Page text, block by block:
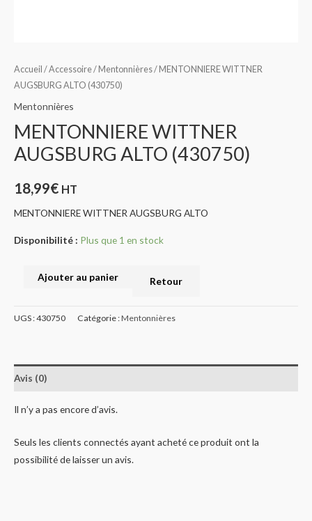
Accueil /Accessoire/ Mentonnières/ MENTONNIERE WITTNER
AUGSBURG ALTO (430750)
Mentonnières
MENTONNIERE WITTNER
AUGSBURG ALTO (430750)
18,99€ HT
MENTONNIERE WITTNER AUGSBURG ALTO
Disponibilité : Plus que 1 en stock
Ajouter au panier Retour
UGS :430750 Catégorie :Mentonnières
Avis (0)
Il n’y a pas encore d’avis.
Seuls les clients connectés ayant acheté ce produit ont la
possibilité de laisser un avis.